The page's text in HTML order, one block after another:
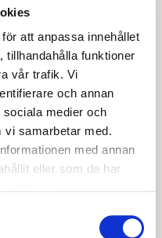
att anpassa innehållet
tillhandahålla funktioner
vår trafik. Vi
och annan
medier och
vi samarbetar med.
med annan
eller som de har
barn som uppehåller
kör för
till sina medtrafikanter
fortare än vad